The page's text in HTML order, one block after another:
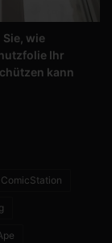
wie
Ihr
kann
ComicStation